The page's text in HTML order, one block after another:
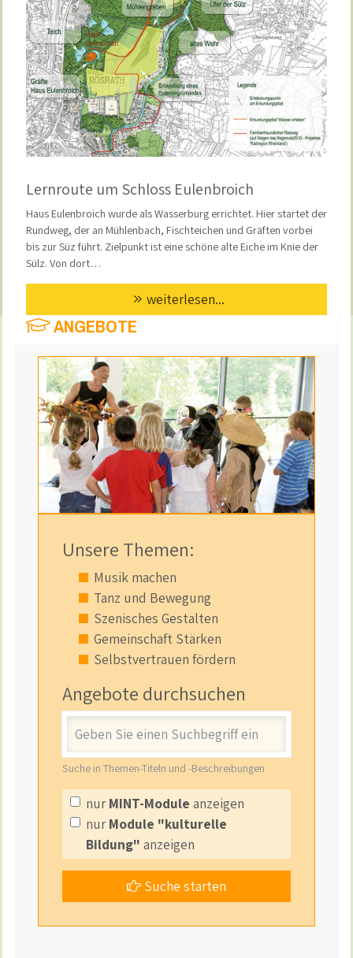
Lernroute um Schloss Eulenbroich
Haus Eulenbroich wurde als Wasserburg errichtet. Hier startet der
Rundweg, der an Mühlenbach, Fischteichen und Gräften vorbei
bis zur Süz führt. Zielpunkt ist eine schöne alte Eiche im Knie der
Sülz. Von dort…
weiterlesen...
ANGEBOTE
Unsere Themen:
Musik machen
Tanz und Bewegung
Szenisches Gestalten
Gemeinschaft Stärken
Selbstvertrauen fördern
Angebote durchsuchen
Stichwort
Suche in Themen-Titeln und -Beschreibungen
nurMINT-Module anzeigen
nurModule "kulturelle
Bildung" anzeigen
Suche starten